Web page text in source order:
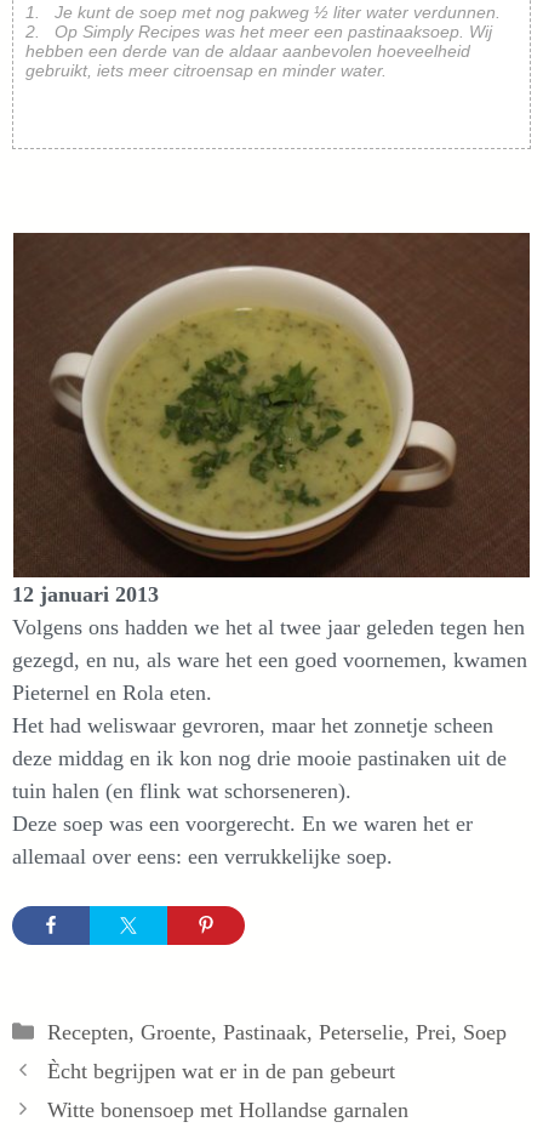
1. Je kunt de soep met nog pakweg ½ liter water verdunnen.
2. Op Simply Recipes was het meer een pastinaaksoep. Wij
hebben een derde van de aldaar aanbevolen hoeveelheid
gebruikt, iets meer citroensap en minder water.
12 januari 2013
Volgens ons hadden we het al twee jaar geleden tegen hen
gezegd, en nu, als ware het een goed voornemen, kwamen
Pieternel en Rola eten.
Het had weliswaar gevroren, maar het zonnetje scheen
deze middag en ik kon nog drie mooie pastinaken uit de
tuin halen (en flink wat schorseneren).
Deze soep was een voorgerecht. En we waren het er
allemaal over eens: een verrukkelijke soep.
Categorieën
Recepten, Groente, Pastinaak, Peterselie, Prei, Soep
Ècht begrijpen wat er in de pan gebeurt
Witte bonensoep met Hollandse garnalen